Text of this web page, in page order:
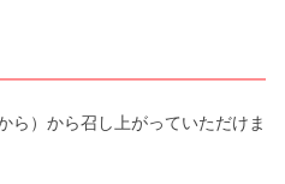
ら）から召し上がっていただけま